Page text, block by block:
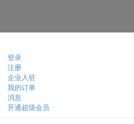
登录
注册
企业入驻
我的订单
消息
开通超级会员